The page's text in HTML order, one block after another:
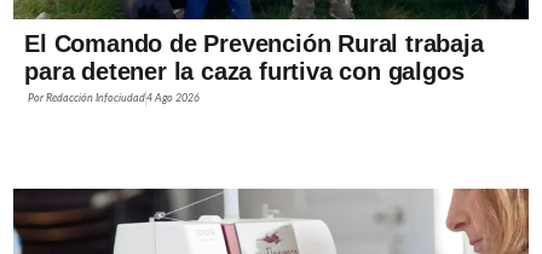
El Comando de Prevención Rural trabaja
para detener la caza furtiva con galgos
PorRedacción Infociudad4 Ago 2026